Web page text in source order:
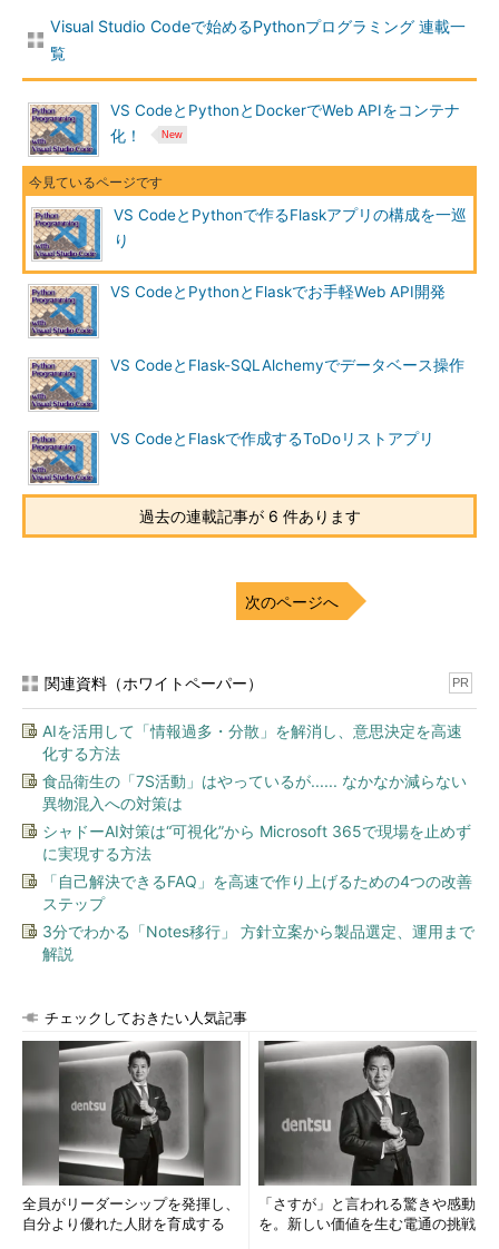
Visual Studio Codeで始めるPythonプログラミング 連載一
覧
VS CodeとPythonとDockerでWeb APIをコンテナ
化！
VS CodeとPythonで作るFlaskアプリの構成を一巡
り
VS CodeとPythonとFlaskでお手軽Web API開発
VS CodeとFlask-SQLAlchemyでデータベース操作
VS CodeとFlaskで作成するToDoリストアプリ
過去の連載記事が 6 件あります
次のページへ
関連資料（ホワイトペーパー） PR
AIを活用して「情報過多・分散」を解消し、意思決定を高速
化する方法
食品衛生の「7S活動」はやっているが...... なかなか減らない
異物混入への対策は
シャドーAI対策は“可視化”から Microsoft 365で現場を止めず
に実現する方法
「自己解決できるFAQ」を高速で作り上げるための4つの改善
ステップ
3分でわかる「Notes移行」 方針立案から製品選定、運用まで
解説
チェックしておきたい人気記事
全員がリーダーシップを発揮し、
自分より優れた人財を育成する
「さすが」と言われる驚きや感動
を。新しい価値を生む電通の挑戦